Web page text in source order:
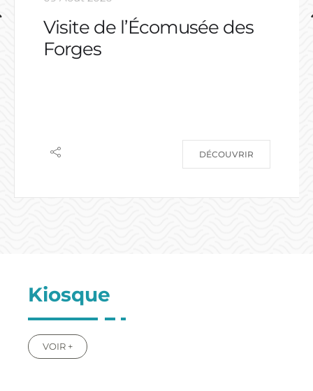
Visite de l’Écomusée des
Forges
DÉCOUVRIR
Kiosque
VOIR +